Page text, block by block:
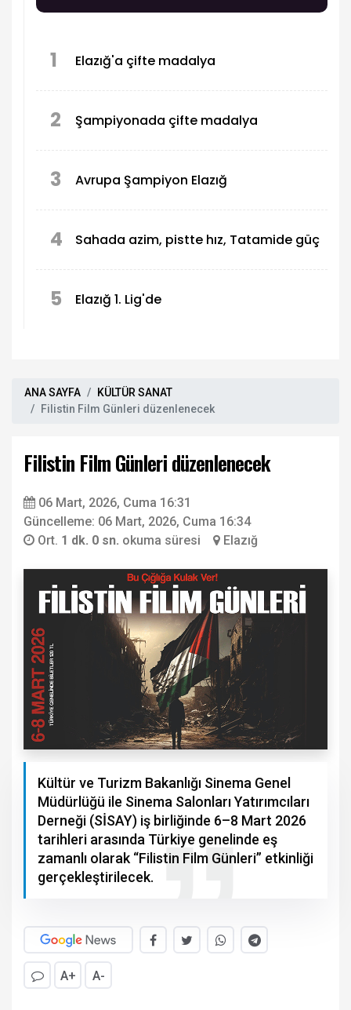
edilen başarılar, Elazığ’ın geleneksel Türk
okçuluğundaki yükselişini bir kez daha ortaya
1 Elazığ'a çifte madalya
2 Şampiyonada çifte madalya
3 Avrupa Şampiyon Elazığ
4 Sahada azim, pistte hız, Tatamide güç
5 Elazığ 1. Lig'de
ANA SAYFA
KÜLTÜR SANAT
Filistin Film Günleri düzenlenecek
Filistin Film Günleri düzenlenecek
06 Mart, 2026, Cuma 16:31
Güncelleme: 06 Mart, 2026, Cuma 16:34
Ort. 1 dk. 0 sn. okuma süresi Elazığ
Kültür ve Turizm Bakanlığı Sinema Genel
Müdürlüğü ile Sinema Salonları Yatırımcıları
Derneği (SİSAY) iş birliğinde 6–8 Mart 2026
tarihleri arasında Türkiye genelinde eş
zamanlı olarak “Filistin Film Günleri” etkinliği
gerçekleştirilecek.
A+ A-